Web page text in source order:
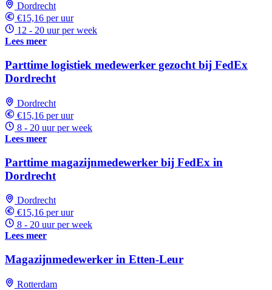
Dordrecht
€15,16 per uur
12 - 20 uur per week
Lees meer
Parttime logistiek medewerker gezocht bij FedEx
Dordrecht
Dordrecht
€15,16 per uur
8 - 20 uur per week
Lees meer
Parttime magazijnmedewerker bij FedEx in
Dordrecht
Dordrecht
€15,16 per uur
8 - 20 uur per week
Lees meer
Magazijnmedewerker in Etten-Leur
Rotterdam